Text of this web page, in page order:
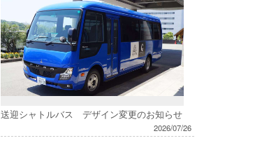
送迎シャトルバス デザイン変更のお知らせ
2026/07/26